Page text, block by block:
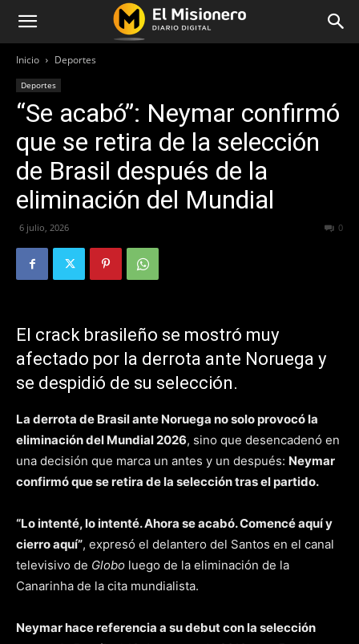
Inicio Deportes
Deportes
“Se acabó”: Neymar confirmó
que se retira de la selección
de Brasil después de la
eliminación del Mundial
6 julio, 2026 0
El crack brasileño se mostró muy
afectado por la derrota ante Noruega y
se despidió de su selección.
La derrota de Brasilante Noruega no solo provocó la
eliminación del Mundial 2026, sino que desencadenó en
una decisión que marca un antes y un después: Neymar
confirmó que se retira de la selección tras el partido.
“Lo intenté, lo intenté. Ahora se acabó. Comencé aquí y
cierro aquí”, expresó el delantero del Santos en el canal
televisivo de Globo luego de la eliminación de la
Canarinha de la cita mundialista.
Neymar hace referencia a su debut con la selección